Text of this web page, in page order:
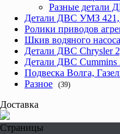
Разные детали
Детали ДВС УМЗ 421,
Ролики приводов
Шкив водяного
Детали ДВС Chrysler
Детали ДВС Cummins
Подвеска Волга,
Разное (39)
Доставка
Страницы